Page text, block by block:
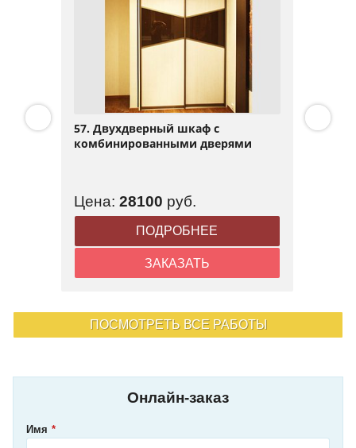
57. Двухдверный шкаф с
комбинированными дверями
Цена: 28100 руб.
ПОДРОБНЕЕ
ЗАКАЗАТЬ
ПОСМОТРЕТЬ ВСЕ РАБОТЫ
Онлайн-заказ
Имя